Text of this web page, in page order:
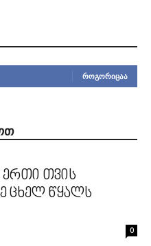
ᲠᲝᲒᲝᲠᲘᲪᲐᲐ
ერთი თვის
ცხელ წყალს
0